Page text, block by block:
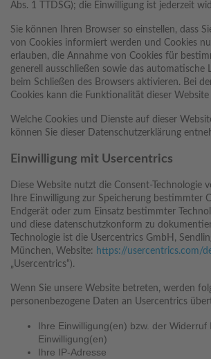
Abs. 1 TTDSG); die Einwilligung ist jederzeit
Sie können Ihren Browser so einstellen, dass
von Cookies informiert werden und Cookies
erlauben, die Annahme von Cookies für
generell ausschließen sowie das automatische
beim Schließen des Browsers aktivieren. Bei
Cookies kann die Funktionalität dieser Website
Welche Cookies und Dienste auf dieser
können Sie dieser Datenschutzerklärung
Einwilligung mit Usercentrics
Diese Website nutzt die Consent-Technologie
Ihre Einwilligung zur Speicherung bestimmter
Endgerät oder zum Einsatz bestimmter
und diese datenschutzkonform zu
Technologie ist die Usercentrics GmbH,
München, Website: https://usercentrics.com/
„Usercentrics“).
Wenn Sie unsere Website betreten, werden
personenbezogene Daten an Usercentrics
Ihre Einwilligung(en) bzw. der Widerruf
Einwilligung(en)
Ihre IP-Adresse